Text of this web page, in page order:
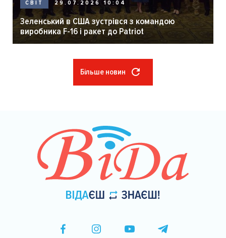
СВІТ 29.07.2026 10:04
Зеленський в США зустрівся з командою
виробника F-16 і ракет до Patriot
Більше новин